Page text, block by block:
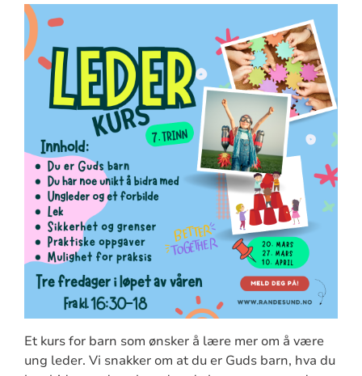
Et kurs for barn som ønsker å lære mer om å være
ung leder. Vi snakker om at du er Guds barn, hva du